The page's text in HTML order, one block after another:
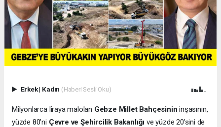
Erkek| Kadın (Haberi Sesli Oku)
Milyonlarca liraya malolan Gebze Millet Bahçesinin inşasının,
yüzde 80'ni Çevre ve Şehircilik Bakanlığı ve yüzde 20'sini de